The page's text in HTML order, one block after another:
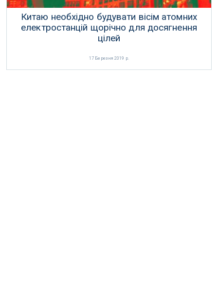
Китаю необхідно будувати вісім атомних
електростанцій щорічно для досягнення
цілей
17 Березня 2019 р.